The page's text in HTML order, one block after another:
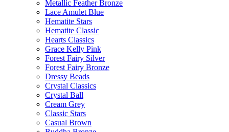
Metallic Feather Bronze
Lace Amulet Blue
Hematite Stars
Hematite Classic
Hearts Classics
Grace Kelly Pink
Forest Fairy Silver
Forest Fairy Bronze
Dressy Beads
Crystal Classics
Crystal Ball
Cream Grey
Classic Stars
Casual Brown